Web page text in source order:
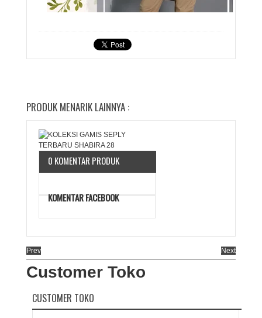
PRODUK MENARIK LAINNYA :
0 KOMENTAR PRODUK
KOMENTAR FACEBOOK
Prev Next
Customer Toko
CUSTOMER TOKO